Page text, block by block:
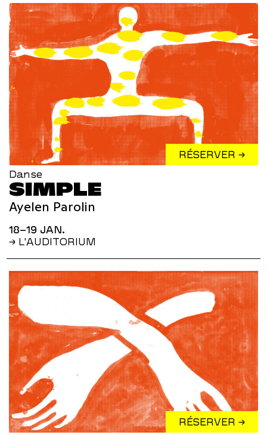
RÉSERVER →
Danse
SIMPLE
Ayelen Parolin
18–19 JAN.
→ L'AUDITORIUM
RÉSERVER →